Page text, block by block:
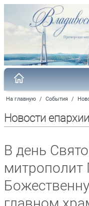
На главную / События /
Новости
В день
митрополит